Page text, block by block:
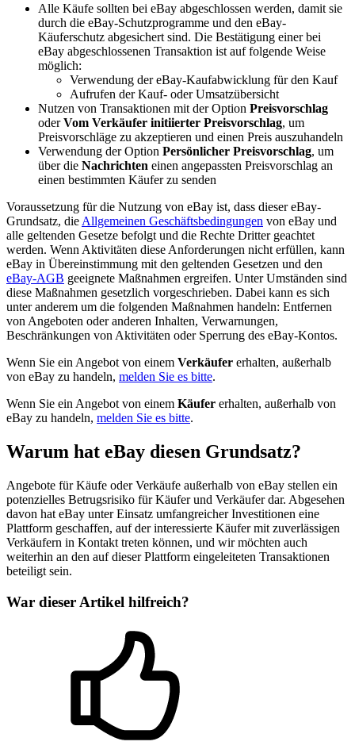
Alle Käufe sollten bei eBay abgeschlossen werden, damit sie
durch die eBay-Schutzprogramme und den eBay-
Käuferschutz abgesichert sind. Die Bestätigung einer bei
eBay abgeschlossenen Transaktion ist auf folgende Weise
möglich:
Verwendung der eBay-Kaufabwicklung für den Kauf
Aufrufen der Kauf- oder Umsatzübersicht
Nutzen von Transaktionen mit der Option Preisvorschlag
oderVom Verkäufer initiierter Preisvorschlag, um
Preisvorschläge zu akzeptieren und einen Preis auszuhandeln
Verwendung der Option Persönlicher Preisvorschlag, um
über die Nachrichten einen angepassten Preisvorschlag an
einen bestimmten Käufer zu senden
Voraussetzung für die Nutzung von eBay ist, dass dieser eBay-
Grundsatz, die Allgemeinen Geschäftsbedingungen von eBay und
alle geltenden Gesetze befolgt und die Rechte Dritter geachtet
werden. Wenn Aktivitäten diese Anforderungen nicht erfüllen, kann
eBay in Übereinstimmung mit den geltenden Gesetzen und den
eBay-AGB geeignete Maßnahmen ergreifen. Unter Umständen sind
diese Maßnahmen gesetzlich vorgeschrieben. Dabei kann es sich
unter anderem um die folgenden Maßnahmen handeln: Entfernen
von Angeboten oder anderen Inhalten, Verwarnungen,
Beschränkungen von Aktivitäten oder Sperrung des eBay-Kontos.
Wenn Sie ein Angebot von einem Verkäufer erhalten, außerhalb
von eBay zu handeln, melden Sie es bitte.
Wenn Sie ein Angebot von einem Käufer erhalten, außerhalb von
eBay zu handeln, melden Sie es bitte.
Warum hat eBay diesen Grundsatz?
Angebote für Käufe oder Verkäufe außerhalb von eBay stellen ein
potenzielles Betrugsrisiko für Käufer und Verkäufer dar. Abgesehen
davon hat eBay unter Einsatz umfangreicher Investitionen eine
Plattform geschaffen, auf der interessierte Käufer mit zuverlässigen
Verkäufern in Kontakt treten können, und wir möchten auch
weiterhin an den auf dieser Plattform eingeleiteten Transaktionen
beteiligt sein.
War dieser Artikel hilfreich?